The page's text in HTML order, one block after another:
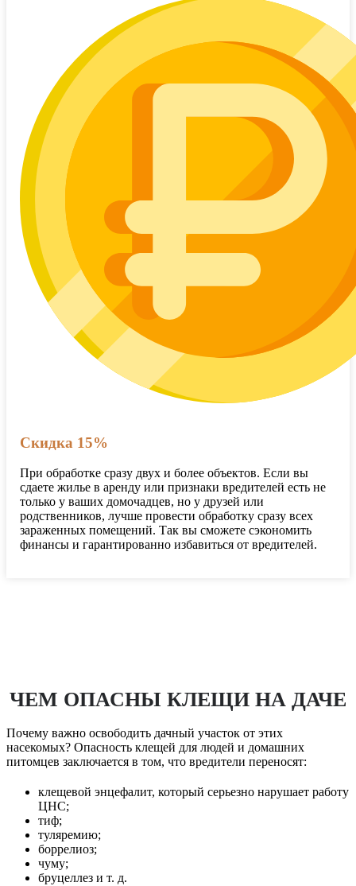
Скидка 15%
При обработке сразу двух и более объектов. Если вы
сдаете жилье в аренду или признаки вредителей есть не
только у ваших домочадцев, но у друзей или
родственников, лучше провести обработку сразу всех
зараженных помещений. Так вы сможете сэкономить
финансы и гарантированно избавиться от вредителей.
ЧЕМ ОПАСНЫ КЛЕЩИ НА ДАЧЕ
Почему важно освободить дачный участок от этих
насекомых? Опасность клещей для людей и домашних
питомцев заключается в том, что вредители переносят:
клещевой энцефалит, который серьезно нарушает работу
ЦНС;
тиф;
туляремию;
боррелиоз;
чуму;
бруцеллез и т. д.